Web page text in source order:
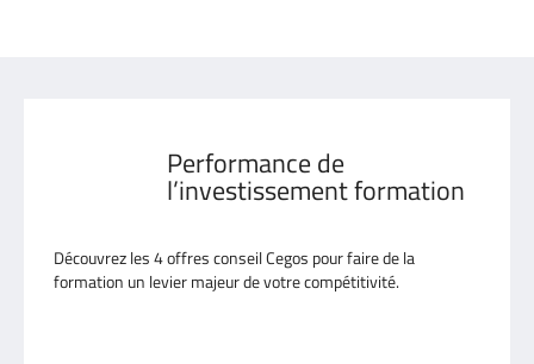
Performance de
l’investissement formation
Découvrez les 4 offres conseil Cegos pour faire de la
formation un levier majeur de votre compétitivité.